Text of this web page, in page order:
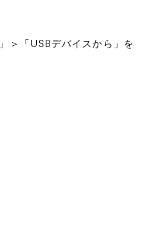
＞「USBデバイスから」を